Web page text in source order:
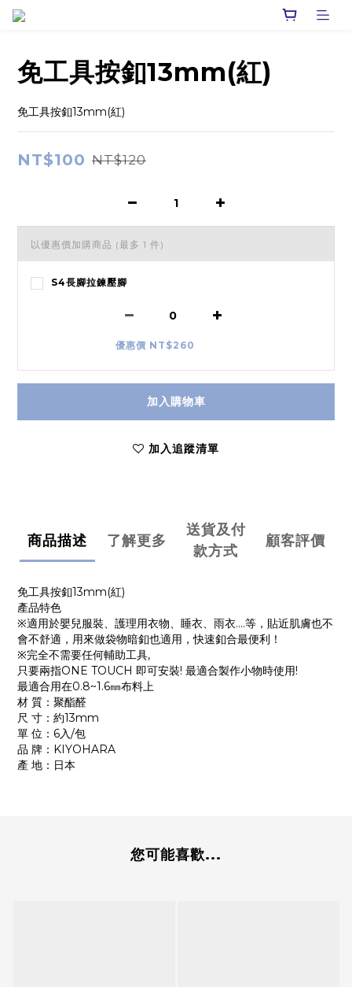
免工具按釦13mm(紅)
免工具按釦13mm(紅)
NT$100 NT$120
以優惠價加購商品 (最多 1 件)
S4長腳拉鍊壓腳
優惠價 NT$260
加入購物車
加入追蹤清單
商品描述 了解更多
送貨及付
款方式
顧客評價
免工具按釦13mm(紅)
產品特色
※適用於嬰兒服裝、護理用衣物、睡衣、雨衣....等，貼近肌膚也不
會不舒適，用來做袋物暗釦也適用，快速釦合最便利！
※完全不需要任何輔助工具,
只要兩指ONE TOUCH 即可安裝! 最適合製作小物時使用!
最適合用在0.8~1.6㎜布料上
材 質：聚酯醛
尺 寸：約13mm
單 位：6入/包
品 牌：KIYOHARA
產 地：日本
您可能喜歡...